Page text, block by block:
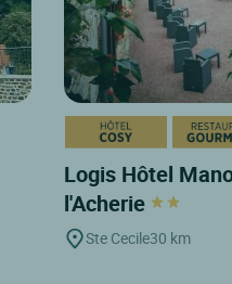
Logis Hôtel
l'Acherie
Ste Cecile30 km